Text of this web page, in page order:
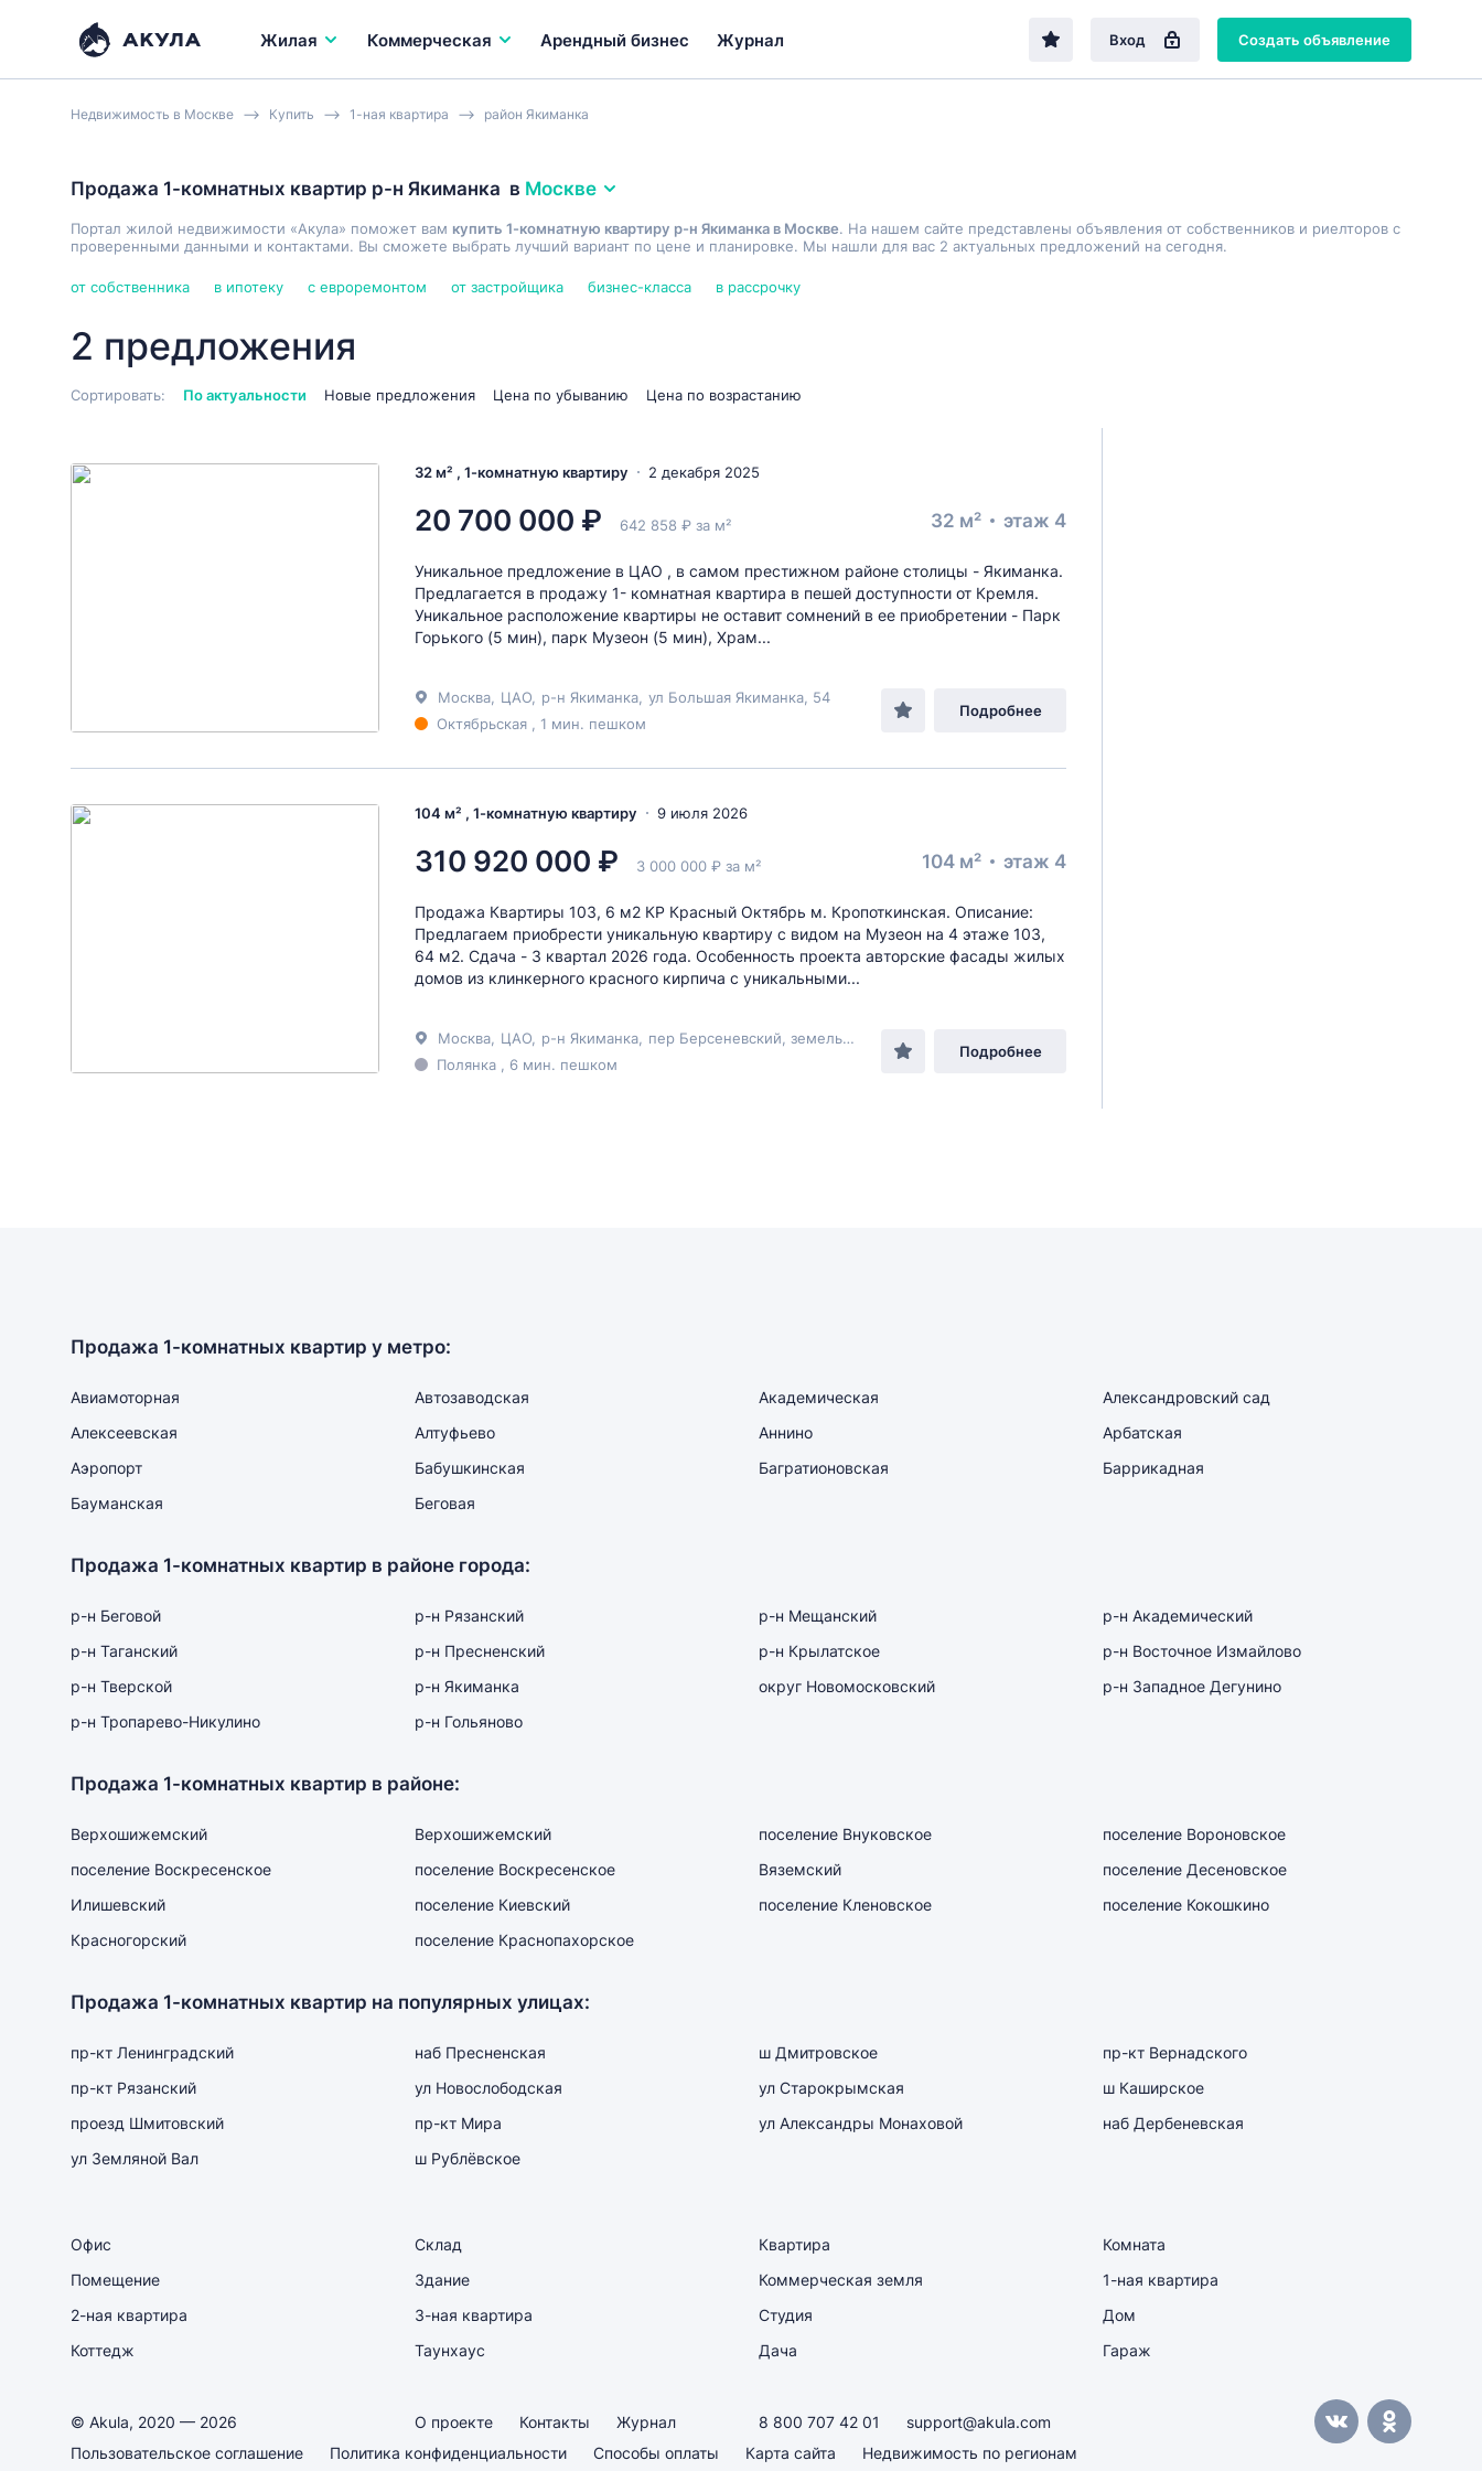
Жилая Коммерческая Арендный бизнес Журнал Вход Создать объявление
Недвижимость в Москве Купить 1-ная квартира район Якиманка
Продажа 1-комнатных квартир р-н Якиманка в Москве
Портал жилой недвижимости «Акула» поможет вам купить 1-комнатную квартиру р-н Якиманка в Москве. На нашем сайте представлены объявления от собственников и риелторов с
проверенными данными и контактами. Вы сможете выбрать лучший вариант по цене и планировке. Мы нашли для вас 2 актуальных предложений на сегодня.
от собственника в ипотеку с евроремонтом от застройщика бизнес-класса в рассрочку
2 предложения
Сортировать: По актуальности Новые предложения Цена по убыванию Цена по возрастанию
32 м² , 1-комнатную квартиру 2 декабря 2025
20 700 000 ₽ 642 858 ₽ за м² 32 м² этаж 4
Уникальное предложение в ЦАО , в самом престижном районе столицы - Якиманка.
Предлагается в продажу 1- комнатная квартира в пешей доступности от Кремля.
Уникальное расположение квартиры не оставит сомнений в ее приобретении - Парк
Горького (5 мин), парк Музеон (5 мин), Храм...
Москва ЦАО р-н Якиманка ул Большая Якиманка , 54
Октябрьская , 1 мин. пешком
Подробнее
104 м² , 1-комнатную квартиру 9 июля 2026
310 920 000 ₽ 3 000 000 ₽ за м² 104 м² этаж 4
Продажа Квартиры 103, 6 м2 КР Красный Октябрь м. Кропоткинская. Описание:
Предлагаем приобрести уникальную квартиру с видом на Музеон на 4 этаже 103,
64 м2. Сдача - 3 квартал 2026 года. Особенность проекта авторские фасады жилых
домов из клинкерного красного кирпича с уникальными...
Москва ЦАО р-н Якиманка пер Берсеневский , земельныйасток7
Полянка , 6 мин. пешком
Подробнее
Продажа 1-комнатных квартир у метро:
Авиамоторная Автозаводская Академическая
Александровский сад
Алексеевская
Алтуфьево Аннино
Арбатская
Аэропорт
Бабушкинская Багратионовская
Баррикадная
Бауманская
Беговая
Продажа 1-комнатных квартир в районе города:
р-н Беговой р-н Рязанский р-н Мещанский
р-н Академический
р-н Таганский
р-н Пресненский р-н Крылатское
р-н Восточное Измайлово
р-н Тверской
р-н Якиманка округ Новомосковский
р-н Западное Дегунино
р-н Тропарево-Никулино
р-н Гольяново
Продажа 1-комнатных квартир в районе:
Верхошижемский Верхошижемский поселение Внуковское
поселение Вороновское
поселение Воскресенское
поселение Воскресенское Вяземский
поселение Десеновское
Илишевский
поселение Киевский поселение Кленовское
поселение Кокошкино
Красногорский
поселение Краснопахорское
Продажа 1-комнатных квартир на популярных улицах:
пр-кт Ленинградский наб Пресненская ш Дмитровское
пр-кт Вернадского
пр-кт Рязанский
ул Новослободская ул Старокрымская
ш Каширское
проезд Шмитовский
пр-кт Мира ул Александры Монаховой
наб Дербеневская
ул Земляной Вал
ш Рублёвское
Офис Склад Квартира
Комната
Помещение
Здание Коммерческая земля
1-ная квартира
2-ная квартира
3-ная квартира Студия
Дом
Коттедж
Таунхаус Дача Гараж
© Akula, 2020 — 2026 О проекте Контакты Журнал 8 800 707 42 01
support@akula.com
Пользовательское соглашение
Политика конфиденциальности Способы оплаты Карта сайта Недвижимость по регионам